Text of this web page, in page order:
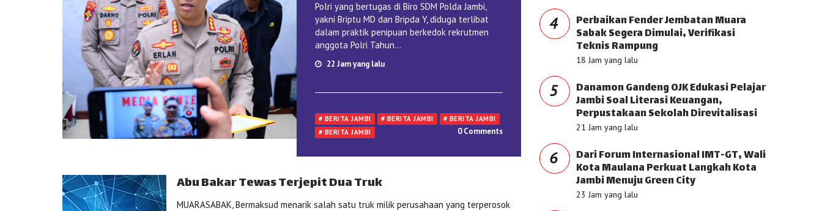
Polri yang bertugas di Biro SDM Polda Jambi,
yakni Briptu MD dan Bripda Y, diduga terlibat
dalam praktik penipuan berkedok rekrutmen
anggota Polri Tahun...
22 Jam yang lalu
# BERITA JAMBI # BERITA JAMBI
# BERITA JAMBI
# BERITA JAMBI
0 Comments
Abu Bakar Tewas Terjepit Dua Truk
MUARASABAK, Bermaksud menarik salah satu truk milik perusahaan yang terperosok
4 Perbaikan Fender Jembatan Muara
Sabak Segera Dimulai, Verifikasi
Teknis Rampung
18 Jam yang lalu
5 Danamon Gandeng OJK Edukasi Pelajar
Jambi Soal Literasi Keuangan,
Perpustakaan Sekolah Direvitalisasi
21 Jam yang lalu
6 Dari Forum Internasional IMT-GT, Wali
Kota Maulana Perkuat Langkah Kota
Jambi Menuju Green City
23 Jam yang lalu